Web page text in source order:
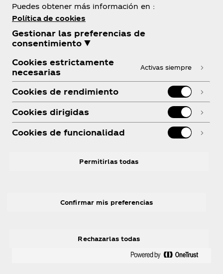
Sobre nosotros
¿Necesitas ayuda?
Puedes obtener más información en :
Política de cookies
Gestionar las preferencias de
consentimiento ▼
Cookies estrictamente
necesarias
Activas siempre
Cookies de rendimiento
Cookies dirigidas
Cookies de funcionalidad
Permitirlas todas
Rechazarlas todas
Confirmar mis preferencias